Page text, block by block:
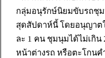
กลุ่มอนุรักษ์นิยมขับรถชุ
สุดสัปดาห์นี้ โดยอนุญาต
ละ 1 คน ชุมนุมได้ไม่เกิน
หน้าต่างรถ หรือตะโกน